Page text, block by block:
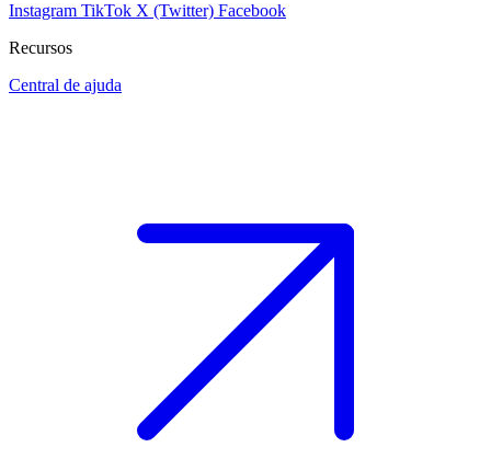
Instagram TikTok X (Twitter) Facebook
Recursos
Central de ajuda